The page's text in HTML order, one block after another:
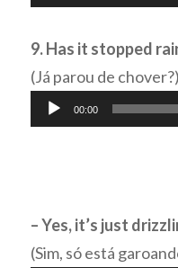
de
áudio
9. Has it stopped
(Já parou de chover?)
Tocador
de
00:00
– Yes, it’s just
(Sim, só está